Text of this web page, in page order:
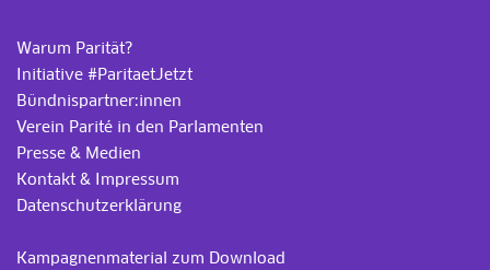
Warum Parität?
Initiative #ParitaetJetzt
Bündnispartner:innen
Verein Parité in den Parlamenten
Presse & Medien
Kontakt & Impressum
Datenschutzerklärung
Kampagnenmaterial zum Download